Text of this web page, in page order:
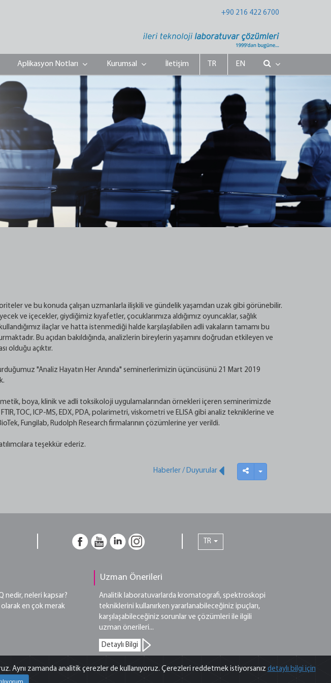
+90 216 422 6700
Aplikasyon Notları Kurumsal İletişim TR EN
ve bu konuda çalışan uzmanlarla ilişkili ve gündelik yaşamdan uzak gibi görünebilir.
ve içecekler, giydiğimiz kıyafetler, çocuklarımıza aldığımız oyuncaklar, sağlık
ilaçlar ve hatta istenmediği halde karşılaşılabilen adli vakaların tamamı bu
Bu açıdan bakıldığında, analizlerin bireylerin yaşamını doğrudan etkileyen ve
olduğu açıktır.
"Analiz Hayatın Her Anında" seminerlerimizin üçüncüsünü 21 Mart 2019
boya, klinik ve adli toksikoloji uygulamalarından örnekleri içeren seminerimizde
FTIR, TOC, ICP-MS, EDX, PDA, polarimetri, viskometri ve ELISA gibi analiz tekniklerine ve
Fungilab, Rudolph Research firmalarının çözümlerine yer verildi.
teşekkür ederiz.
Haberler / Duyurular
TR
nedir, neleri kapsar?
olarak en çok merak
Uzman Önerileri
Analitik laboratuvarlarda kromatografi, spektroskopi
tekniklerini kullanırken yararlanabileceğiniz ipuçları,
karşılaşabileceğiniz sorunlar ve çözümleri ile ilgili
uzman önerileri...
Detaylı Bilgi
Aynı zamanda analitik çerezler de kullanıyoruz. Çerezleri reddetmek istiyorsanız detaylı bilgi için